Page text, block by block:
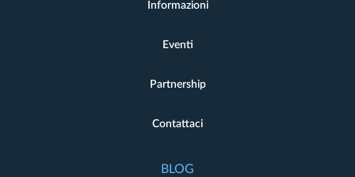
Informazioni
Eventi
Partnership
Contattaci
BLOG